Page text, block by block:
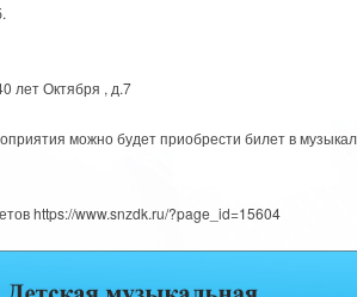
лет Октября , д.7
можно будет приобрести билет в
https://www.snzdk.ru/?page_id=15604